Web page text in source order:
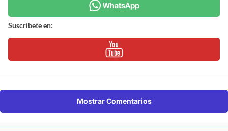
Suscríbete en:
Mostrar Comentarios